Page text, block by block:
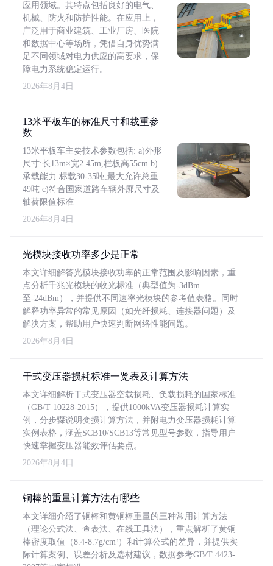
应用领域。其特点包括良好的电气、
机械、防火和防护性能。在应用上，
广泛用于商业建筑、工业厂房、医院
和数据中心等场所，凭借自身优势满
足不同领域对电力供应的高要求，保
障电力系统稳定运行。
2026年8月4日
13米平板车的标准尺寸和载重参
数
13米平板车主要技术参数包括: a)外形
尺寸:长13m×宽2.45m,栏板高55cm b)
承载能力:标载30-35吨,最大允许总重
49吨 c)符合国家道路车辆外廓尺寸及
轴荷限值标准
2026年8月4日
光模块接收功率多少是正常
本文详细解答光模块接收功率的正常范围及影响因素，重
点分析千兆光模块的收光标准（典型值为-3dBm
至-24dBm），并提供不同速率光模块的参考值表格。同时
解释功率异常的常见原因（如光纤损耗、连接器问题）及
解决方案，帮助用户快速判断网络性能问题。
2026年8月4日
干式变压器损耗标准一览表及计算方法
本文详细解析干式变压器空载损耗、负载损耗的国家标准
（GB/T 10228-2015），提供1000kVA变压器损耗计算实
例，分步骤说明变损计算方法，并附电力变压器损耗计算
实例表格，涵盖SCB10/SCB13等常见型号参数，指导用户
快速掌握变压器能效评估要点。
2026年8月4日
铜棒的重量计算方法有哪些
本文详细介绍了铜棒和黄铜棒重量的三种常用计算方法
（理论公式法、查表法、在线工具法），重点解析了黄铜
棒密度取值（8.4-8.7g/cm³）和计算公式的差异，并提供实
际计算案例、误差分析及选材建议，数据参考GB/T 4423-